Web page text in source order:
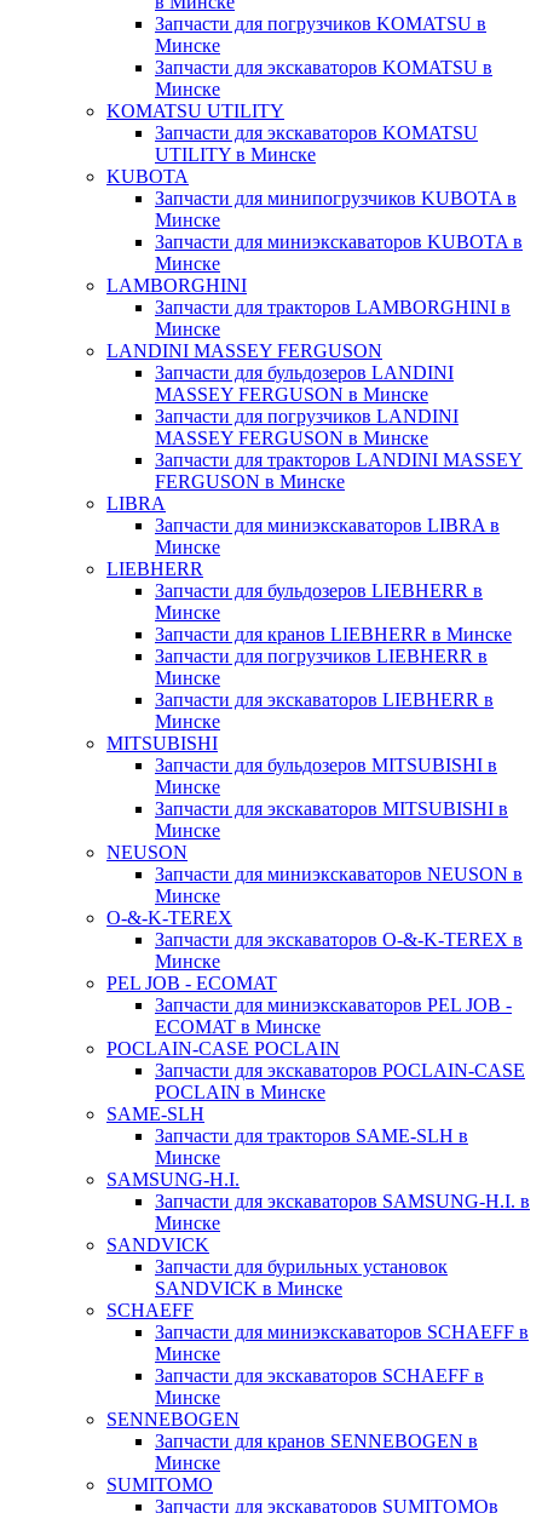
Запчасти для погрузчиков KOMATSU в
Минске
Запчасти для экскаваторов KOMATSU в
Минске
KOMATSU UTILITY
Запчасти для экскаваторов KOMATSU
UTILITY в Минске
KUBOTA
Запчасти для минипогрузчиков KUBOTA в
Минске
Запчасти для миниэкскаваторов KUBOTA в
Минске
LAMBORGHINI
Запчасти для тракторов LAMBORGHINI в
Минске
LANDINI MASSEY FERGUSON
Запчасти для бульдозеров LANDINI
MASSEY FERGUSON в Минске
Запчасти для погрузчиков LANDINI
MASSEY FERGUSON в Минске
Запчасти для тракторов LANDINI MASSEY
FERGUSON в Минске
LIBRA
Запчасти для миниэкскаваторов LIBRA в
Минске
LIEBHERR
Запчасти для бульдозеров LIEBHERR в
Минске
Запчасти для кранов LIEBHERR в Минске
Запчасти для погрузчиков LIEBHERR в
Минске
Запчасти для экскаваторов LIEBHERR в
Минске
MITSUBISHI
Запчасти для бульдозеров MITSUBISHI в
Минске
Запчасти для экскаваторов MITSUBISHI в
Минске
NEUSON
Запчасти для миниэкскаваторов NEUSON в
Минске
O-&-K-TEREX
Запчасти для экскаваторов O-&-K-TEREX в
Минске
PEL JOB - ECOMAT
Запчасти для миниэкскаваторов PEL JOB -
ECOMAT в Минске
POCLAIN-CASE POCLAIN
Запчасти для экскаваторов POCLAIN-CASE
POCLAIN в Минске
SAME-SLH
Запчасти для тракторов SAME-SLH в
Минске
SAMSUNG-H.I.
Запчасти для экскаваторов SAMSUNG-H.I. в
Минске
SANDVICK
Запчасти для бурильных установок
SANDVICK в Минске
SCHAEFF
Запчасти для миниэкскаваторов SCHAEFF в
Минске
Запчасти для экскаваторов SCHAEFF в
Минске
SENNEBOGEN
Запчасти для кранов SENNEBOGEN в
Минске
SUMITOMO
Запчасти для экскаваторов SUMITOMOв